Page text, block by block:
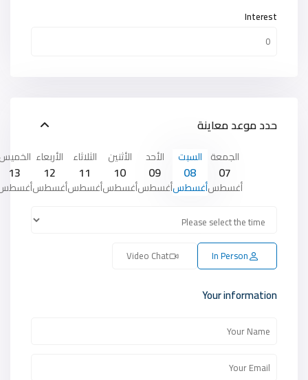
Interest
حدد موعد معاينة
الجمعة
07
أغسطس
السبت
08
أغسطس
الأحد
09
أغسطس
الأثنين
10
أغسطس
الثلاثاء
11
أغسطس
الأربعاء
12
أغسطس
13
In Person
Video Chat
Your information